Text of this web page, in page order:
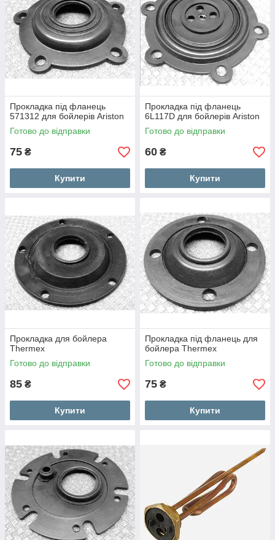
Прокладка під фланець
571312 для бойлерів Ariston
Готово до відправки
75 ₴
Купити
Прокладка під фланець
6L117D для бойлерів Ariston
Готово до відправки
60 ₴
Купити
Прокладка для бойлера
Thermex
Готово до відправки
85 ₴
Купити
Прокладка під фланець для
бойлера Thermex
Готово до відправки
75 ₴
Купити